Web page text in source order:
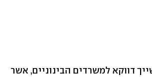
דווקא למשרדים הבינוניים, אשר